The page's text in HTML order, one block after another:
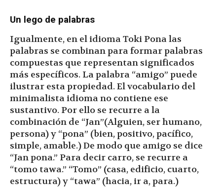
Un lego de palabras
Igualmente, en el idioma Toki Pona las
palabras se combinan para formar palabras
compuestas que representan significados
más específicos. La palabra “amigo” puede
ilustrar esta propiedad. El vocabulario del
minimalista idioma no contiene ese
sustantivo. Por ello se recurre a la
combinación de “Jan”(Alguien, ser humano,
persona) y “pona” (bien, positivo, pacífico,
simple, amable.) De modo que amigo se dice
“Jan pona.” Para decir carro, se recurre a
“tomo tawa.” “Tomo” (casa, edificio, cuarto,
estructura) y “tawa” (hacia, ir a, para.)